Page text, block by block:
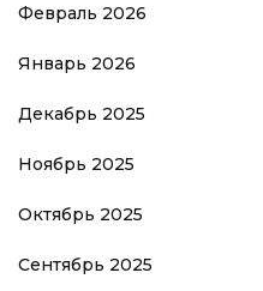
Февраль 2026
Январь 2026
Декабрь 2025
Ноябрь 2025
Октябрь 2025
Сентябрь 2025